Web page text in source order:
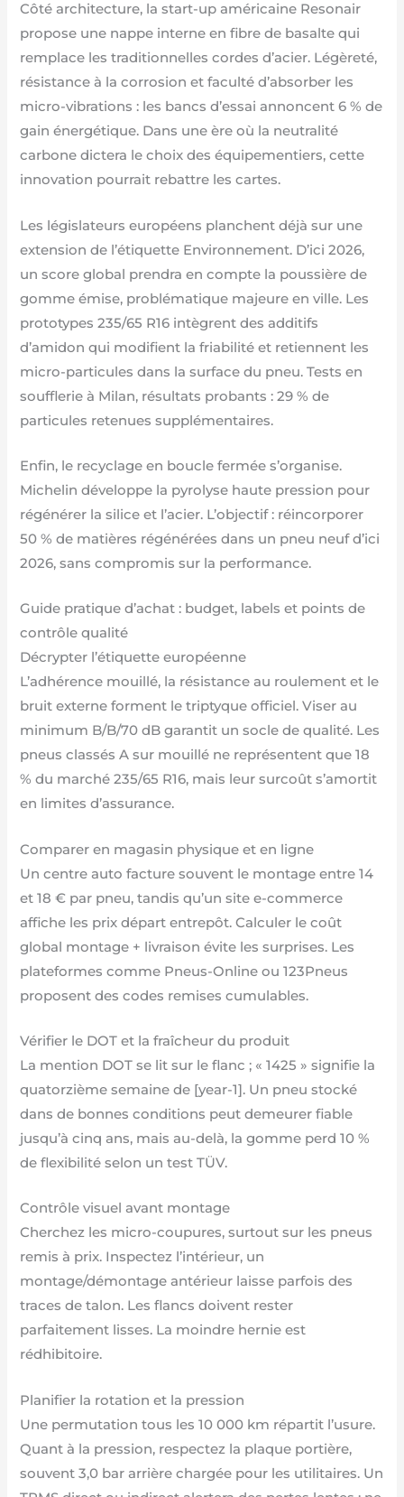
Côté architecture, la start-up américaine Resonair
propose une nappe interne en fibre de basalte qui
remplace les traditionnelles cordes d’acier. Légèreté,
résistance à la corrosion et faculté d’absorber les
micro-vibrations : les bancs d’essai annoncent 6 % de
gain énergétique. Dans une ère où la neutralité
carbone dictera le choix des équipementiers, cette
innovation pourrait rebattre les cartes.
Les législateurs européens planchent déjà sur une
extension de l’étiquette Environnement. D’ici 2026,
un score global prendra en compte la poussière de
gomme émise, problématique majeure en ville. Les
prototypes 235/65 R16 intègrent des additifs
d’amidon qui modifient la friabilité et retiennent les
micro-particules dans la surface du pneu. Tests en
soufflerie à Milan, résultats probants : 29 % de
particules retenues supplémentaires.
Enfin, le recyclage en boucle fermée s’organise.
Michelin développe la pyrolyse haute pression pour
régénérer la silice et l’acier. L’objectif : réincorporer
50 % de matières régénérées dans un pneu neuf d’ici
2026, sans compromis sur la performance.
Guide pratique d’achat : budget, labels et points de
contrôle qualité
Décrypter l’étiquette européenne
L’adhérence mouillé, la résistance au roulement et le
bruit externe forment le triptyque officiel. Viser au
minimum B/B/70 dB garantit un socle de qualité. Les
pneus classés A sur mouillé ne représentent que 18
% du marché 235/65 R16, mais leur surcoût s’amortit
en limites d’assurance.
Comparer en magasin physique et en ligne
Un centre auto facture souvent le montage entre 14
et 18 € par pneu, tandis qu’un site e-commerce
affiche les prix départ entrepôt. Calculer le coût
global montage + livraison évite les surprises. Les
plateformes comme Pneus-Online ou 123Pneus
proposent des codes remises cumulables.
Vérifier le DOT et la fraîcheur du produit
La mention DOT se lit sur le flanc ; « 1425 » signifie la
quatorzième semaine de [year-1]. Un pneu stocké
dans de bonnes conditions peut demeurer fiable
jusqu’à cinq ans, mais au-delà, la gomme perd 10 %
de flexibilité selon un test TÜV.
Contrôle visuel avant montage
Cherchez les micro-coupures, surtout sur les pneus
remis à prix. Inspectez l’intérieur, un
montage/démontage antérieur laisse parfois des
traces de talon. Les flancs doivent rester
parfaitement lisses. La moindre hernie est
rédhibitoire.
Planifier la rotation et la pression
Une permutation tous les 10 000 km répartit l’usure.
Quant à la pression, respectez la plaque portière,
souvent 3,0 bar arrière chargée pour les utilitaires. Un